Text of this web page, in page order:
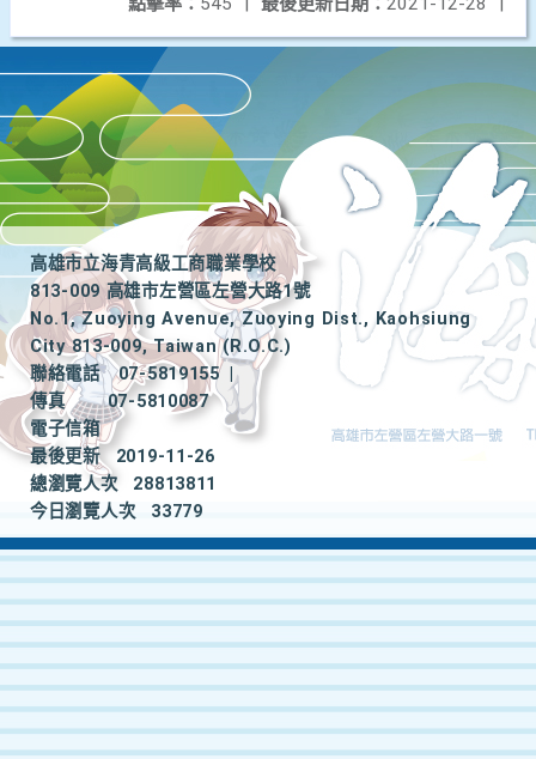
高雄市立海青高級工商職業學校
813-009 高雄市左營區左營大路1號
No.1, Zuoying Avenue, Zuoying Dist., Kaohsiung
City 813-009, Taiwan (R.O.C.)
聯絡電話
07-5819155
|
傳真
07-5810087
電子信箱
最後更新
2019-11-26
總瀏覽人次
28813811
今日瀏覽人次
33779